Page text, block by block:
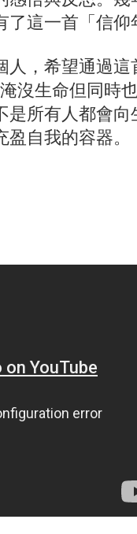
了這一首「信仰
人，希望通過這
沒生命但同時
是所有人都會
自我的容器。